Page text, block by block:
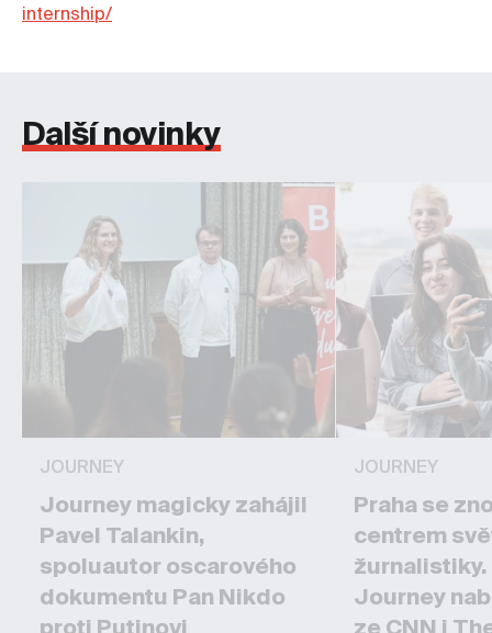
internship/
Další novinky
JOURNEY
Journey magicky zahájil
Pavel Talankin,
spoluautor oscarového
dokumentu Pan Nikdo
JOURNEY
Praha se
centrem
žurnalistiky.
Journey